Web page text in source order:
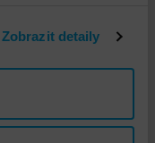
Zobrazit detaily